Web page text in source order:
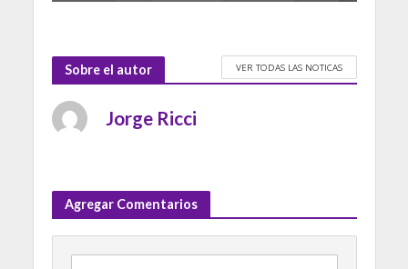
Sobre el autor VER TODAS LAS NOTICAS
Jorge Ricci
Agregar Comentarios